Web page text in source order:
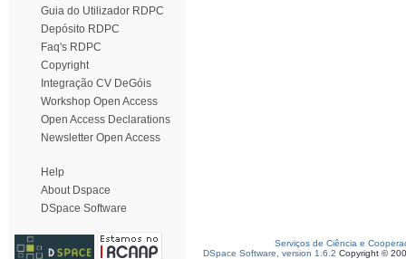
Guia do Utilizador RDPC
Depósito RDPC
Faq's RDPC
Copyright
Integração CV DeGóis
Workshop Open Access
Open Access Declarations
Newsletter Open Access
Help
About Dspace
DSpace Software
Serviços de Ciência e
DSpace Software, version 1.6.2 Copyright ©